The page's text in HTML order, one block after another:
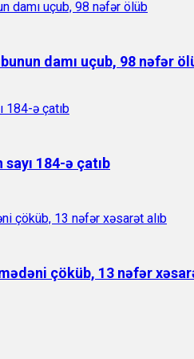
damı uçub, 98 nəfər
184-ə çatıb
çöküb, 13 nəfər